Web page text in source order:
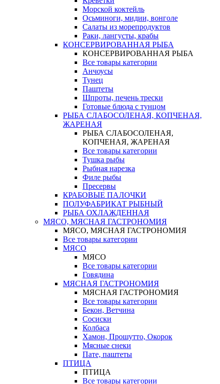
Морской коктейль
Осьминоги, мидии, вонголе
Салаты из морепродуктов
Раки, лангусты, крабы
КОНСЕРВИРОВАННАЯ РЫБА
КОНСЕРВИРОВАННАЯ РЫБА
Все товары категории
Анчоусы
Тунец
Паштеты
Шпроты, печень трески
Готовые блюда с тунцом
РЫБА СЛАБОСОЛЕНАЯ, КОПЧЕНАЯ,
ЖАРЕНАЯ
РЫБА СЛАБОСОЛЕНАЯ,
КОПЧЕНАЯ, ЖАРЕНАЯ
Все товары категории
Тушка рыбы
Рыбная нарезка
Филе рыбы
Пресервы
КРАБОВЫЕ ПАЛОЧКИ
ПОЛУФАБРИКАТ РЫБНЫЙ
РЫБА ОХЛАЖДЕННАЯ
МЯСО, МЯСНАЯ ГАСТРОНОМИЯ
МЯСО, МЯСНАЯ ГАСТРОНОМИЯ
Все товары категории
МЯСО
МЯСО
Все товары категории
Говядина
МЯСНАЯ ГАСТРОНОМИЯ
МЯСНАЯ ГАСТРОНОМИЯ
Все товары категории
Бекон, Ветчина
Сосиски
Колбаса
Хамон, Прошутто, Окорок
Мясные снеки
Пате, паштеты
ПТИЦА
ПТИЦА
Все товары категории